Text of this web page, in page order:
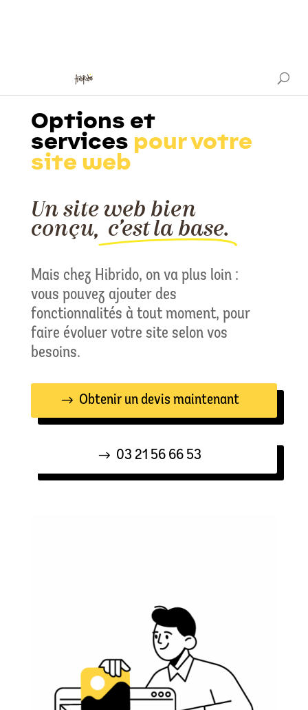
Options et
services pour votre
site web
Un site web bien
conçu, c’est la base.
Mais chez Hibrido, on va plus loin :
vous pouvez ajouter des
fonctionnalités à tout moment, pour
faire évoluer votre site selon vos
besoins.
Obtenir un devis maintenant
03 21 56 66 53